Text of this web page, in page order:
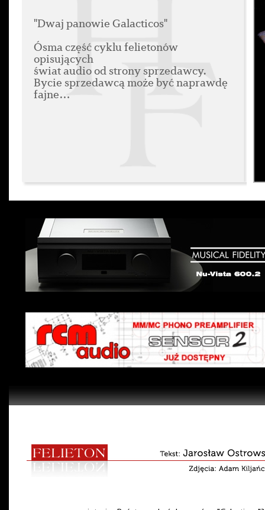
"Dwaj panowie Galacticos"
Ósma część cyklu felietonów
opisujących
świat audio od strony sprzedawcy.
Bycie sprzedawcą może być naprawdę
fajne…